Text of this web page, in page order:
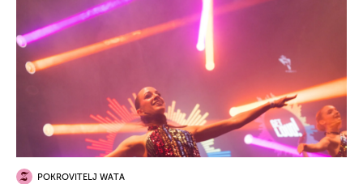
POKROVITELJ WATA